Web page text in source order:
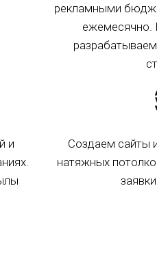
рекламными
и
Создаем сайты
натяжных